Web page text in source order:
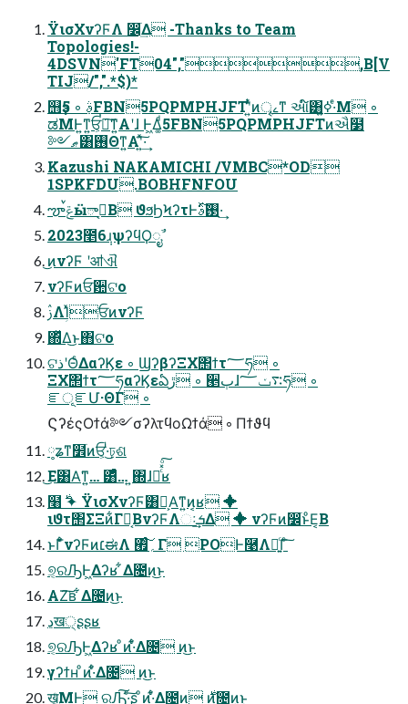
ΫισΧνʔϜΛ ෼ׂ͢Δ -Thanks to Team
Topologies!-
4DSVN'FT04",",B[V
TIJ/",".*$)*
஫ҙࣄ߲ ◦ 5FBN5PQPMPHJFTʹ͍ͭͯͷৄࡉͳ આ໌͸ߦ͍·ͤΜ ◦
ಡΜͰ͍ͳ͍ਓ͕ࠞཚ͠ͳ͍Α͏ʹɺ Ͱ͖Δ͚ͩ5FBN5PQPMPHJFTͷઐ໳
༻ޠ͸࢖Θͳ͍Α͏ʹ͍ͯ͠·͢
Kazushi NAKAMICHI /VMBC*OD
1SPKFDU.BOBHFNFOU
ౡࠜݝӹాࢢ͔Β ϑϧϦϞʔτͰ࢓ࣄͯ͠·͢
2023೥6݄ɹψʔϥϘೖࣾ
͜ͷνʔϜ ʹॴଐ
νʔϜͷਓ਺ଟο
ࢲΛؚΊͯਓͷνʔϜ
΍ͬͯΔ͜ͱ΋ଟο
ଟذʹΘͨΔαʔϏε ◦ ϢʔβʔΞΧ΢ϯτ؅ཧ ◦
ΞΧ΢ϯτ؅ཧαʔϏεఏڙ ◦ ੥ٻɺ࠴ݖ؅ཧ ◦
ೝূೝՄ·ΘΓ ◦
ϚʔέςΟϯά༻σʔλτϥοΩϯά ◦ Πϯϑϥ
༷ʑͳ໾ׂͷਓ͕·ͥͥ͜ঢ়ଶ
͜Ε͸Α͘ͳ͍… ͸ͣͩ… ͍΍ɺՌͨͯͦ͠͏͔ʁ
໨࣍ ✦ ΫισΧνʔϜ͸Կ͕Α͘ͳ͍ͷ͔ʁ ✦
ιϑτ΢ΣΞͷ͋Γํ͔ΒνʔϜΛઃܭ͢Δ ✦ νʔϜͷ෼ׂͱͦΕ͔Β
ͱΓ͋͑ͣνʔϜͷ׆ಈΛ ؍࡯ͨ͠Γ POͰ࿩Λฉ͍ͨΓͨ͠
୭͔ରԠͰ͖Δʔʁ ͋Δ೔ͷ͜ͱ
ΑΖ͘͠ʙ ͋Δ೔ͷ͜ͱ
ڍख੍ʂʂʁ
୭͔ରԠͰ͖Δʔʁ ͦͷ·ͨ͋Δ೔ ͷ͜ͱ
γʔϯʜ ͦͷ·ͨ͋Δ೔ ͷ͜ͱ
ख͕ۭ͍ͨΜͰ ରԠ͠·ͨ͠ʂ ͦͷ·ͨ͋Δ೔ͷ ࣍ͷ೔ͷ͜ͱ